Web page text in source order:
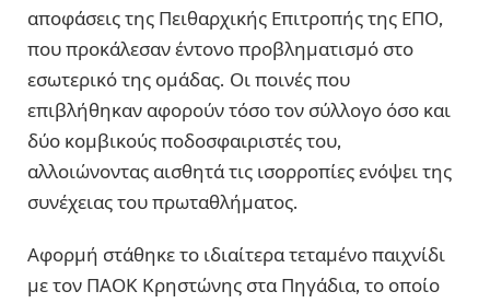
αποφάσεις της Πειθαρχικής Επιτροπής της ΕΠΟ,
που προκάλεσαν έντονο προβληματισμό στο
εσωτερικό της ομάδας. Οι ποινές που
επιβλήθηκαν αφορούν τόσο τον σύλλογο όσο και
δύο κομβικούς ποδοσφαιριστές του,
αλλοιώνοντας αισθητά τις ισορροπίες ενόψει της
συνέχειας του πρωταθλήματος.
Αφορμή στάθηκε το ιδιαίτερα τεταμένο παιχνίδι
με τον ΠΑΟΚ Κρηστώνης στα Πηγάδια, το οποίο